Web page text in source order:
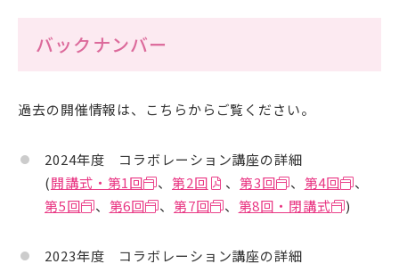
バックナンバー
過去の開催情報は、こちらからご覧ください。
2024年度 コラボレーション講座の詳細
(開講式・第1回 、第2回 、第3回 、 第4回
、
第5回
、 第6回 、第7回 、 第8回・閉講式 )
2023年度 コラボレーション講座の詳細